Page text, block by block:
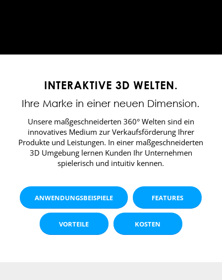
INTERAKTIVE 3D WELTEN.
Ihre Marke in einer neuen Dimension.
Unsere maßgeschneiderten 360° Welten sind ein
innovatives Medium zur Verkaufsförderung Ihrer
Produkte und Leistungen. In einer maßgeschneiderten
3D Umgebung lernen Kunden Ihr Unternehmen
spielerisch und intuitiv kennen.
ANWENDUNGSBEISPIELE FEATURES
VORTEILE KOSTEN